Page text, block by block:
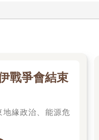
戰爭會結束
緣政治、能源危